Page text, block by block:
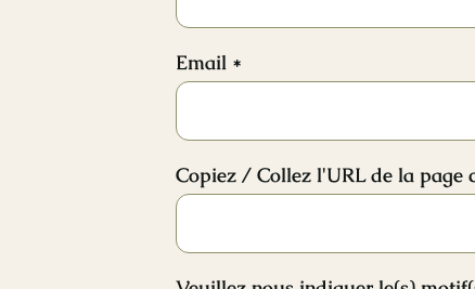
Email *
Copiez / Collez l'URL de la page